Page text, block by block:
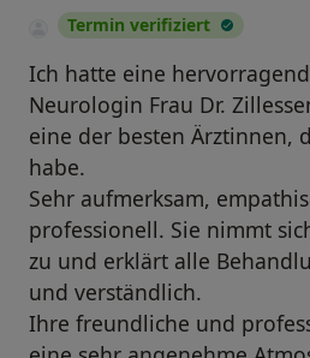
Termin verifiziert
Ich hatte eine
Neurologin Frau Dr.
eine der besten Ärztinnen,
habe.
Sehr aufmerksam,
professionell. Sie nimmt
zu und erklärt alle
und verständlich.
Ihre freundliche und